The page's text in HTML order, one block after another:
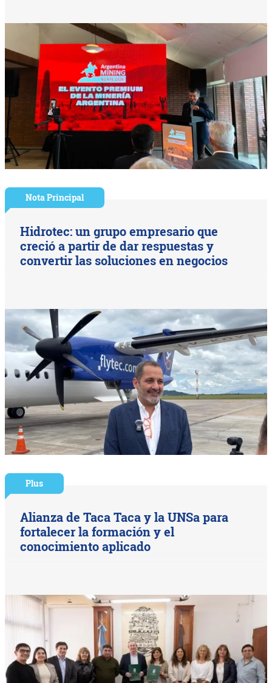
Nota Principal
Hidrotec: un grupo empresario que
creció a partir de dar respuestas y
convertir las soluciones en negocios
Plus
Alianza de Taca Taca y la UNSa para
fortalecer la formación y el
conocimiento aplicado